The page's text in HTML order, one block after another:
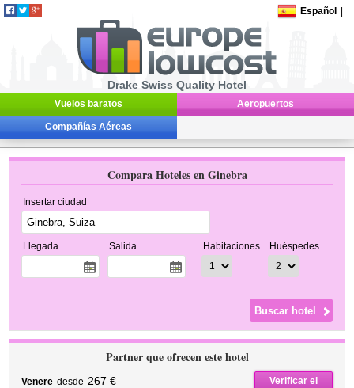
Español
Drake Swiss Quality Hotel
Vuelos baratos Aeropuertos
Compañías Aéreas
Compara Hoteles en Ginebra
Insertar ciudad
Llegada Salida Habitaciones Huéspedes
Partner que ofrecen este hotel
Venere desde 267 €
Verificar el